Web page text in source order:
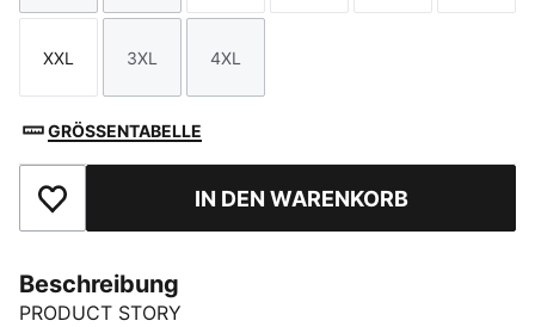
Größe
XXL
Größe
3XL
Größe
4XL
GRÖSSENTABELLE
Zu Favoriten hinzufügenIN DEN WARENKORB
Beschreibung
PRODUCT STORY